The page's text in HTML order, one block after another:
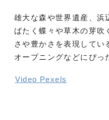
雄大な森や世界遺産、浜
ばたく蝶々や草木の芽吹
さや豊かさを表現してい
オープニングなどにぴっ
Video Pexels